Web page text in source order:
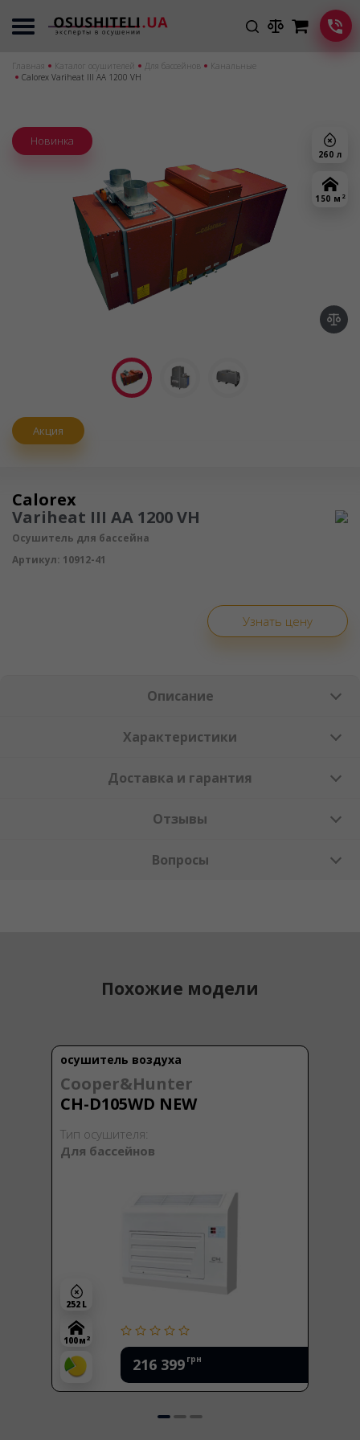
Главная Каталог осушителей Для бассейнов
Канальные
Calorex Variheat III АА 1200 VH
260 л
150 м 2
Новинка
Акция
Осушитель воздуха
Calorex
Variheat III АА 1200 VH
Осушитель для бассейна
Артикул: 10912-41
Узнать цену
Описание
Характеристики
Доставка и гарантия
Отзывы
Вопросы
Похожие модели
осушитель воздуха
Cooper&Hunter
CH-D105WD NEW
Тип осушителя:
Для бассейнов
216 399 грн
252 L
100 м 2